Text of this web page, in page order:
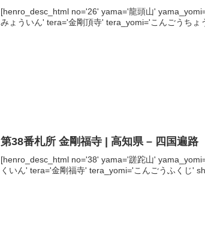
[henro_desc_html no='26' yama='龍頭山'
みょういん' tera='金剛頂寺' tera_yomi='こんごうちょ
第38番札所 金剛福寺 | 高知県 – 四国遍路
[henro_desc_html no='38' yama='蹉跎山'
くいん' tera='金剛福寺' tera_yomi='こんごうふくじ'